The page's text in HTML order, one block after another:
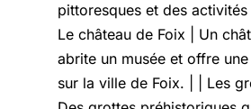
pittoresques et des activités
Le château de Foix | Un
abrite un musée et offre
sur la ville de Foix. | | Les